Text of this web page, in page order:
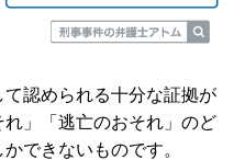
認められる十分な証拠が
」「逃亡のおそれ」のど
できないものです。